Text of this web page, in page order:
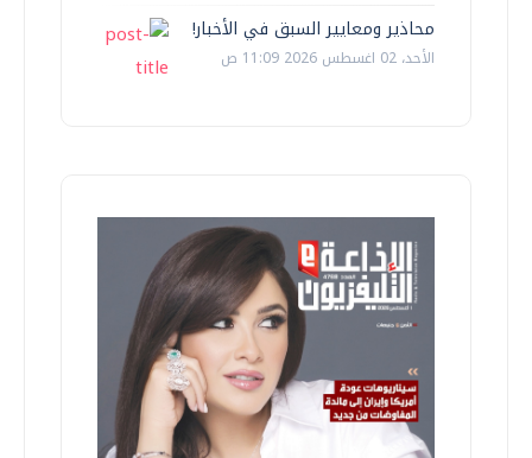
محاذير ومعايير السبق في الأخبار!
الأحد، 02 اغسطس 2026 11:09 ص